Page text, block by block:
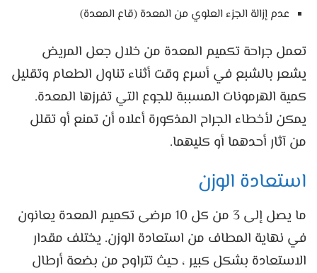
عدم إزالة الجزء العلوي من المعدة (قاع المعدة)
تعمل جراحة تكميم المعدة من خلال جعل المريض
يشعر بالشبع في أسرع وقت أثناء تناول الطعام وتقليل
كمية الهرمونات المسببة للجوع التي تفرزها المعدة.
يمكن لأخطاء الجراح المذكورة أعلاه أن تمنع أو تقلل
من آثار أحدهما أو كليهما.
استعادة الوزن
ما يصل إلى 3 من كل 10 مرضى تكميم المعدة يعانون
في نهاية المطاف من استعادة الوزن. يختلف مقدار
الاستعادة بشكل كبير ، حيث تتراوح من بضعة أرطال